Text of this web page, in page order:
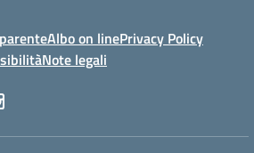
Albo on linePrivacy Policy
Note legali